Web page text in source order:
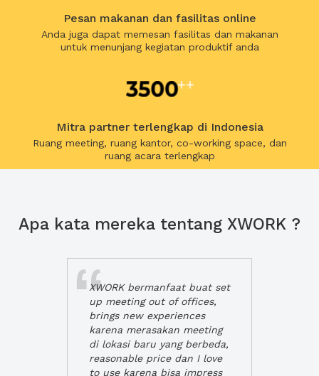
Pesan makanan dan fasilitas online
Anda juga dapat memesan fasilitas dan makanan
untuk menunjang kegiatan produktif anda
Mitra partner terlengkap di Indonesia
Ruang meeting, ruang kantor, co-working space, dan
ruang acara terlengkap
Apa kata mereka tentang XWORK ?
XWORK bermanfaat buat set
up meeting out of offices,
brings new experiences
karena merasakan meeting
di lokasi baru yang berbeda,
reasonable price dan I love
to use karena bisa impress